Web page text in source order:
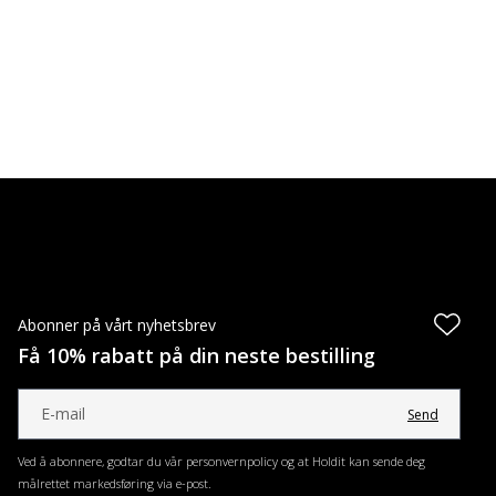
Abonner på vårt nyhetsbrev
Få 10% rabatt på din neste bestilling
Send
Ved å abonnere, godtar du vår personvernpolicy og at Holdit kan sende deg
målrettet markedsføring via e-post.